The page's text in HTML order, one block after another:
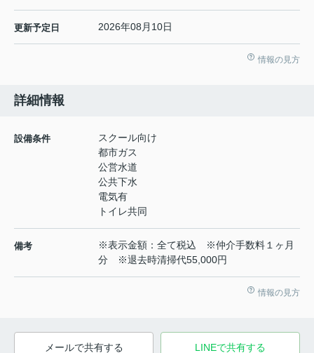
更新予定日 2026年08月10日
情報の見方
詳細情報
設備条件
スクール向け
都市ガス
公営水道
公共下水
電気有
トイレ共同
備考
※表示金額：全て税込 ※仲介手数料１ヶ月
分 ※退去時清掃代55,000円
情報の見方
メールで共有する LINEで共有する